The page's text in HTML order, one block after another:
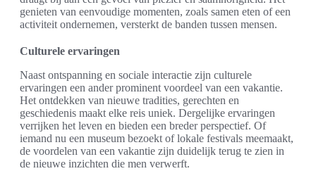
genieten van eenvoudige momenten, zoals samen eten of een
activiteit ondernemen, versterkt de banden tussen mensen.
Culturele ervaringen
Naast ontspanning en sociale interactie zijn culturele
ervaringen een ander prominent voordeel van een vakantie.
Het ontdekken van nieuwe tradities, gerechten en
geschiedenis maakt elke reis uniek. Dergelijke ervaringen
verrijken het leven en bieden een breder perspectief. Of
iemand nu een museum bezoekt of lokale festivals meemaakt,
de voordelen van een vakantie zijn duidelijk terug te zien in
de nieuwe inzichten die men verwerft.